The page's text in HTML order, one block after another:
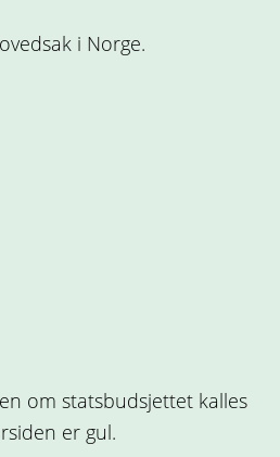
i Norge.
om statsbudsjettet kalles
er gul.